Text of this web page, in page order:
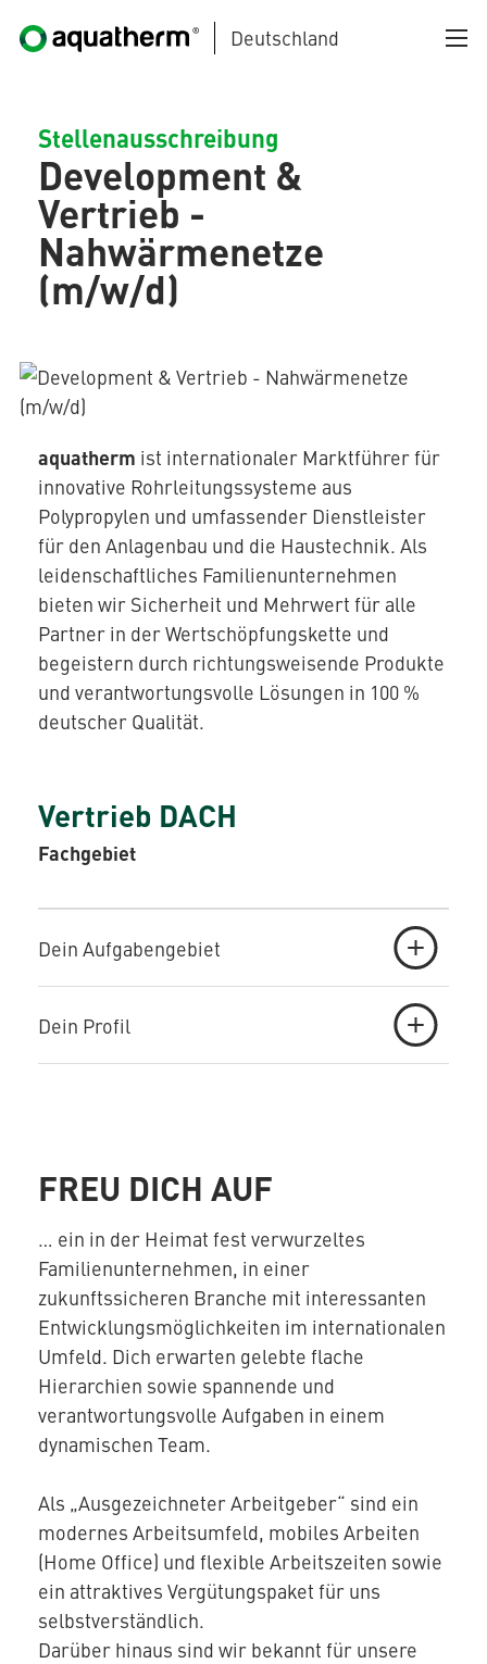
Deutschland
AQUATHERM BLACK
AQUATHERM BLUE
AQUATHERM GREEN
AQUATHERM RED
AQUATHERM ENERGY
Kontakt
Internationale
Partner
finden
Blog
Karriere
Downloads
Stellenausschreibung
Development &
Vertrieb -
Nahwärmenetze
(m/w/d)
aquatherm ist internationaler Marktführer für
innovative Rohrleitungssysteme aus
Polypropylen und umfassender Dienstleister
für den Anlagenbau und die Haustechnik. Als
leidenschaftliches Familienunternehmen
bieten wir Sicherheit und Mehrwert für alle
Partner in der Wertschöpfungskette und
begeistern durch richtungsweisende Produkte
und verantwortungsvolle Lösungen in 100 %
deutscher Qualität.
Vertrieb DACH
Fachgebiet
Dein Aufgabengebiet
Dein Profil
FREU DICH AUF
… ein in der Heimat fest verwurzeltes
Familienunternehmen, in einer
zukunftssicheren Branche mit interessanten
Entwicklungsmöglichkeiten im internationalen
Umfeld. Dich erwarten gelebte flache
Hierarchien sowie spannende und
verantwortungsvolle Aufgaben in einem
dynamischen Team.
Als „Ausgezeichneter Arbeitgeber“ sind ein
modernes Arbeitsumfeld, mobiles Arbeiten
(Home Office) und flexible Arbeitszeiten sowie
ein attraktives Vergütungspaket für uns
selbstverständlich.
Darüber hinaus sind wir bekannt für unsere